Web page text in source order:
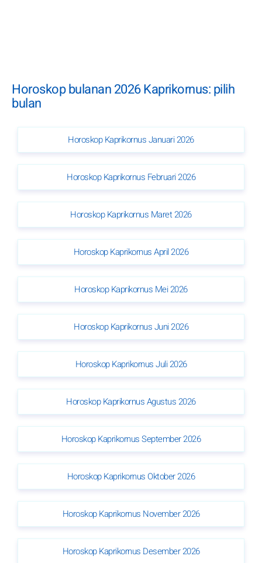
Horoskop bulanan 2026 Kaprikornus: pilih
bulan
Horoskop Kaprikornus Januari 2026
Horoskop Kaprikornus Februari 2026
Horoskop Kaprikornus Maret 2026
Horoskop Kaprikornus April 2026
Horoskop Kaprikornus Mei 2026
Horoskop Kaprikornus Juni 2026
Horoskop Kaprikornus Juli 2026
Horoskop Kaprikornus Agustus 2026
Horoskop Kaprikornus September 2026
Horoskop Kaprikornus Oktober 2026
Horoskop Kaprikornus November 2026
Horoskop Kaprikornus Desember 2026